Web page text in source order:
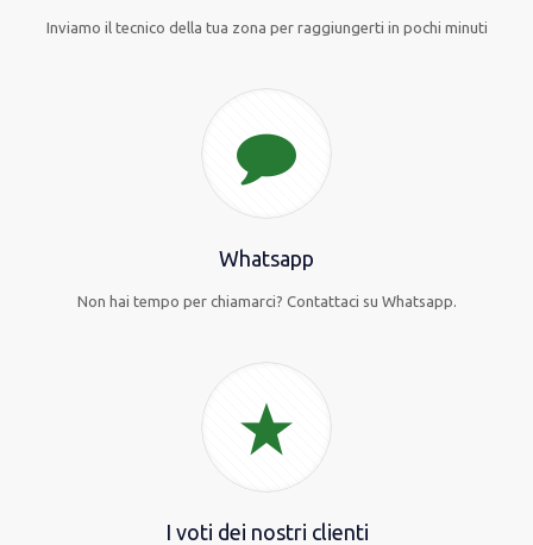
Inviamo il tecnico della tua zona per raggiungerti in pochi minuti
Whatsapp
Non hai tempo per chiamarci? Contattaci su Whatsapp.
I voti dei nostri clienti